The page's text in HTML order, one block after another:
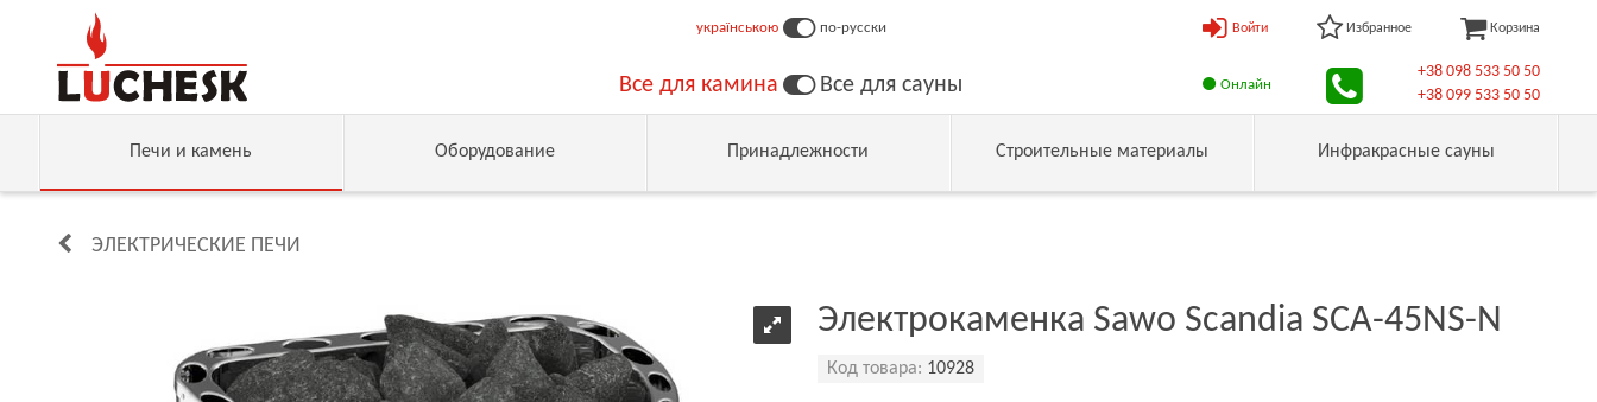
українською по-русски
Все для камина Все для сауны
Войти Избранное Корзина
Онлайн
+38 098 533 50 50
+38 099 533 50 50
Печи и камень Оборудование Принадлежности Строительные материалы Инфракрасные сауны
ЭЛЕКТРИЧЕСКИЕ ПЕЧИ
Электрокаменка Sawo Scandia SCA-45NS-N
Код товара: 10928